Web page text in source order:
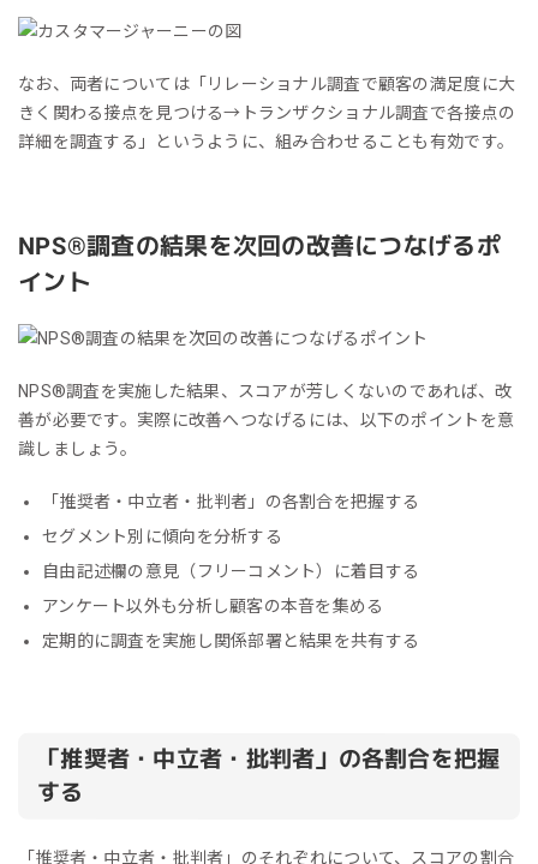
なお、両者については「リレーショナル調査で顧客の満足度に大
きく関わる接点を見つける→トランザクショナル調査で各接点の
詳細を調査する」というように、組み合わせることも有効です。
NPS®︎調査の結果を次回の改善につなげるポ
イント
NPS®︎調査を実施した結果、スコアが芳しくないのであれば、改
善が必要です。実際に改善へつなげるには、以下のポイントを意
識しましょう。
「推奨者・中立者・批判者」の各割合を把握する
セグメント別に傾向を分析する
自由記述欄の意見（フリーコメント）に着目する
アンケート以外も分析し顧客の本音を集める
定期的に調査を実施し関係部署と結果を共有する
「推奨者・中立者・批判者」の各割合を把握
する
「推奨者・中立者・批判者」のそれぞれについて、スコアの割合